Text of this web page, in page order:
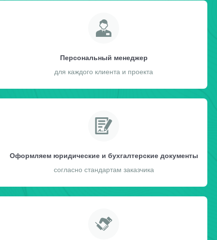
Персональный менеджер
для каждого клиента и проекта
Оформляем юридические и бухгалтерские документы
согласно стандартам заказчика